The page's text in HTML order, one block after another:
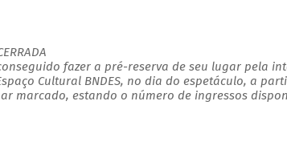
fazer a pré-reserva de seu lugar pela
Cultural BNDES, no dia do espetáculo, a
marcado, estando o número de ingressos